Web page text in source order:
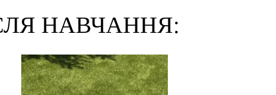
НАВЧАННЯ: